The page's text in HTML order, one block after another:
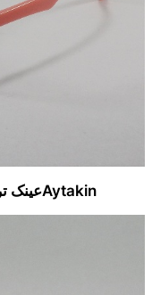
Aytakinعینک ترک برند آیتکین مدلA2103c14